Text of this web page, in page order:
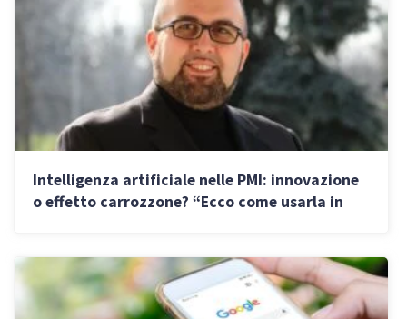
Intelligenza artificiale nelle PMI: innovazione
o effetto carrozzone? “Ecco come usarla in